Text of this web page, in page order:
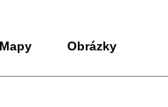
Mapy Obrázky